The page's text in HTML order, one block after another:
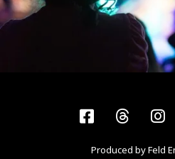
Facebook
Produced by Feld